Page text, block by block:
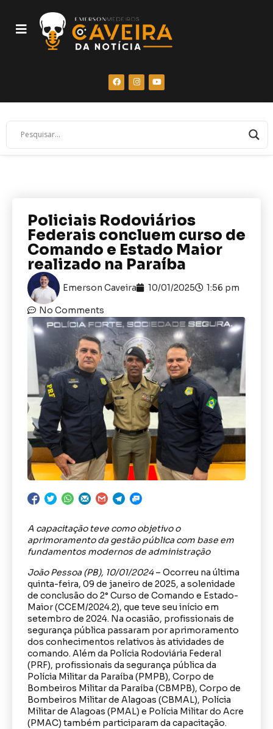
Policiais Rodoviários
Federais concluem curso de
Comando e Estado Maior
realizado na Paraíba
Emerson Caveira 10/01/2025 1:56 pm
No Comments
A capacitação teve como objetivo o
aprimoramento da gestão pública com base em
fundamentos modernos de administração
João Pessoa (PB), 10/01/2024– Ocorreu na última
quinta-feira, 09 de janeiro de 2025, a solenidade
de conclusão do 2° Curso de Comando e Estado-
Maior (CCEM/2024.2), que teve seu início em
setembro de 2024. Na ocasião, profissionais de
segurança pública passaram por aprimoramento
dos conhecimentos relativos às atividades de
comando. Além da Polícia Rodoviária Federal
(PRF), profissionais da segurança pública da
Polícia Militar da Paraíba (PMPB), Corpo de
Bombeiros Militar da Paraíba (CBMPB), Corpo de
Bombeiros Militar de Alagoas (CBMAL), Polícia
Militar de Alagoas (PMAL) e Polícia Militar do Acre
(PMAC) também participaram da capacitação.